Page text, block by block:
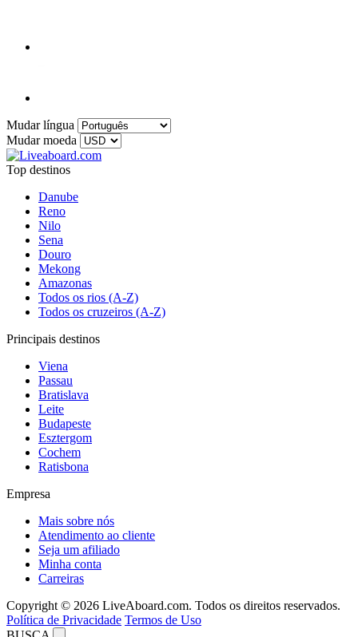
Mudar língua
Mudar moeda
Top destinos
Danube
Reno
Nilo
Sena
Douro
Mekong
Amazonas
Todos os rios (A-Z)
Todos os cruzeiros (A-Z)
Principais destinos
Viena
Passau
Bratislava
Leite
Budapeste
Esztergom
Cochem
Ratisbona
Empresa
Mais sobre nós
Atendimento ao cliente
Seja um afiliado
Minha conta
Carreiras
Copyright © 2026 LiveAboard.com. Todos os direitos reservados.
Política de Privacidade Termos de Uso